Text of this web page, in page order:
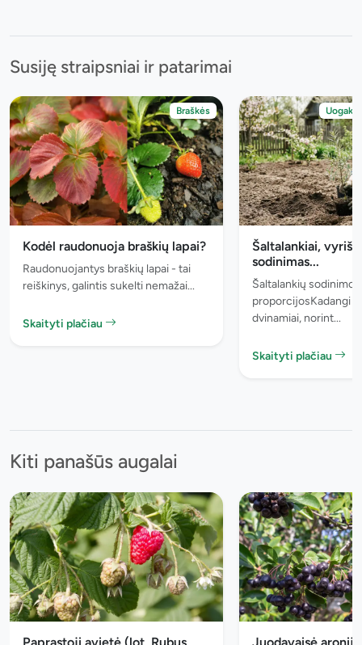
Susiję straipsniai ir patarimai
Braškės
Kodėl raudonuoja braškių lapai?
Raudonuojantys braškių lapai - tai
reiškinys, galintis sukelti nemažai...
Skaityti plačiau
Šaltalankiai,
sodinimas...
Šaltalankių sodinimo
proporcijosKadangi
dvinamiai, norint...
Skaityti plačiau
Kiti panašūs augalai